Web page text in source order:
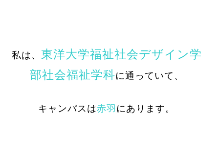
私は、 東洋大学福祉社会デザイン学
部社会福祉学科に通っていて、
キャンパスは赤羽 にあります。